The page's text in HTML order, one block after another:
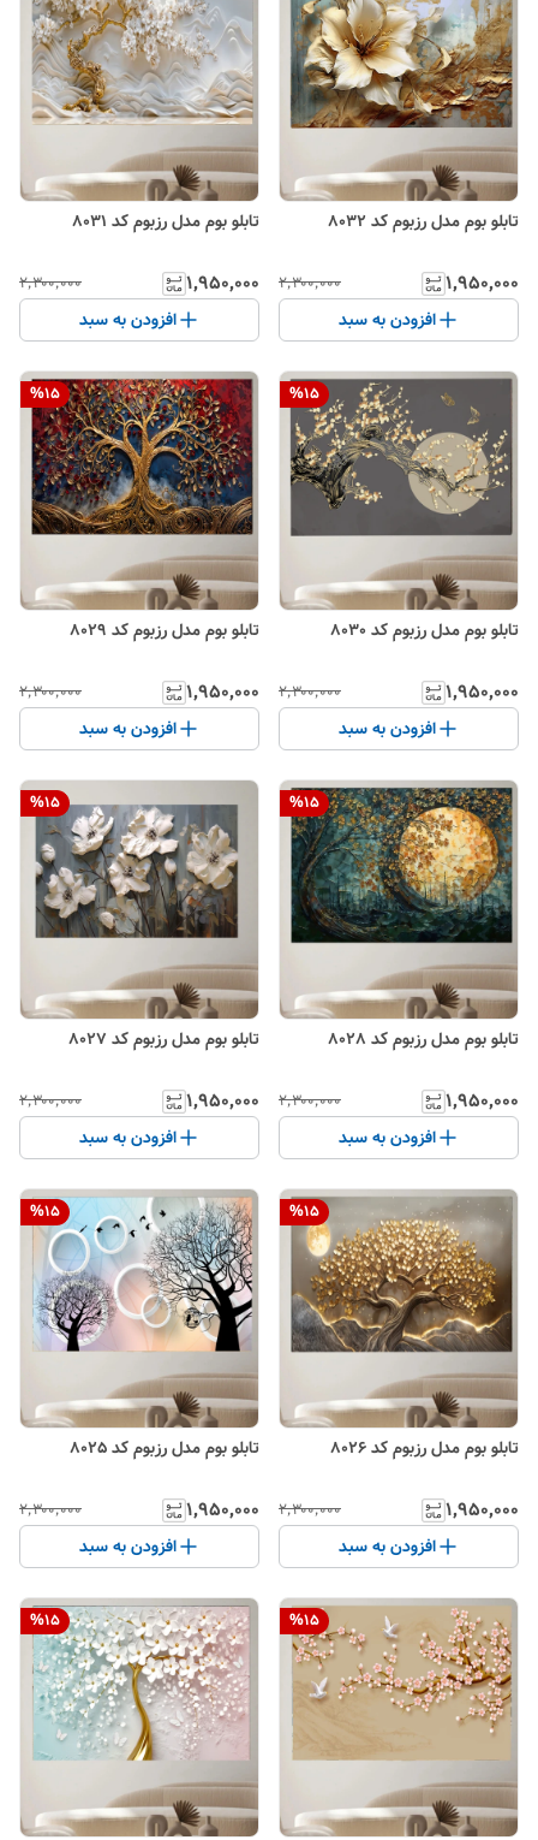
تابلو بوم مدل رزبوم کد 8032
۱٬۹۵۰٬۰۰۰ ۲٬۳۰۰٬۰۰۰
افزودن به سبد
تابلو بوم مدل رزبوم کد 8031
۱٬۹۵۰٬۰۰۰ ۲٬۳۰۰٬۰۰۰
افزودن به سبد
%15
تابلو بوم مدل رزبوم کد 8030
۱٬۹۵۰٬۰۰۰ ۲٬۳۰۰٬۰۰۰
افزودن به سبد
%15
تابلو بوم مدل رزبوم کد 8029
۱٬۹۵۰٬۰۰۰ ۲٬۳۰۰٬۰۰۰
افزودن به سبد
%15
تابلو بوم مدل رزبوم کد 8028
۱٬۹۵۰٬۰۰۰ ۲٬۳۰۰٬۰۰۰
افزودن به سبد
%15
تابلو بوم مدل رزبوم کد 8027
۱٬۹۵۰٬۰۰۰ ۲٬۳۰۰٬۰۰۰
افزودن به سبد
%15
تابلو بوم مدل رزبوم کد 8026
۱٬۹۵۰٬۰۰۰ ۲٬۳۰۰٬۰۰۰
افزودن به سبد
%15
تابلو بوم مدل رزبوم کد 8025
۱٬۹۵۰٬۰۰۰ ۲٬۳۰۰٬۰۰۰
افزودن به سبد
%15
%15